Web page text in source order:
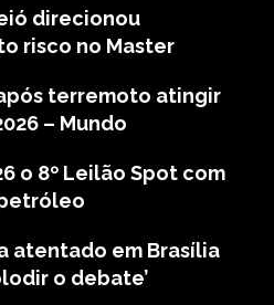
direcionou
risco no Master
terremoto atingir
– Mundo
o 8º Leilão Spot com
atentado em Brasília
o debate’